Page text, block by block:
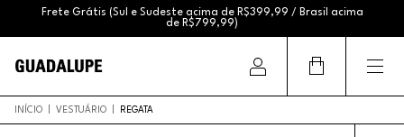
Frete Grátis (Sul e Sudeste acima de R$399,99 / Brasil acima
de R$799,99)
INÍCIO VESTUÁRIO REGATA